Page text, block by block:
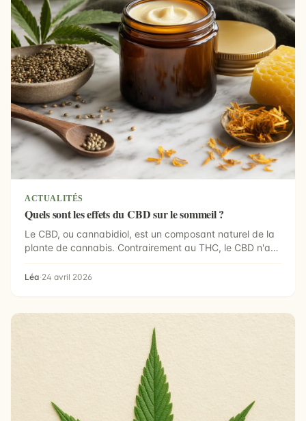
ACTUALITÉS
Quels sont les effets du CBD sur le sommeil ?
Le CBD, ou cannabidiol, est un composant naturel de la
plante de cannabis. Contrairement au THC, le CBD n'a
p...
Léa·24 avril 2026